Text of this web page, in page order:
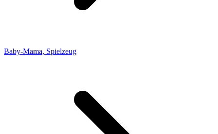
Baby-Mama, Spielzeug